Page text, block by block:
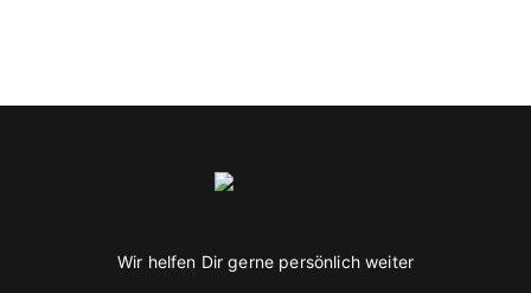
Wir helfen Dir gerne persönlich weiter